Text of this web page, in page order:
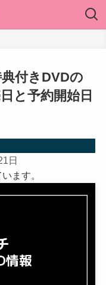
付きDVDの
と予約開始日
日
ます。